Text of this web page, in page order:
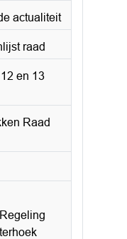
actualiteit
raad
en 13
Raad